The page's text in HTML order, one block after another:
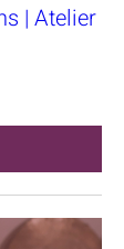
| Atelier